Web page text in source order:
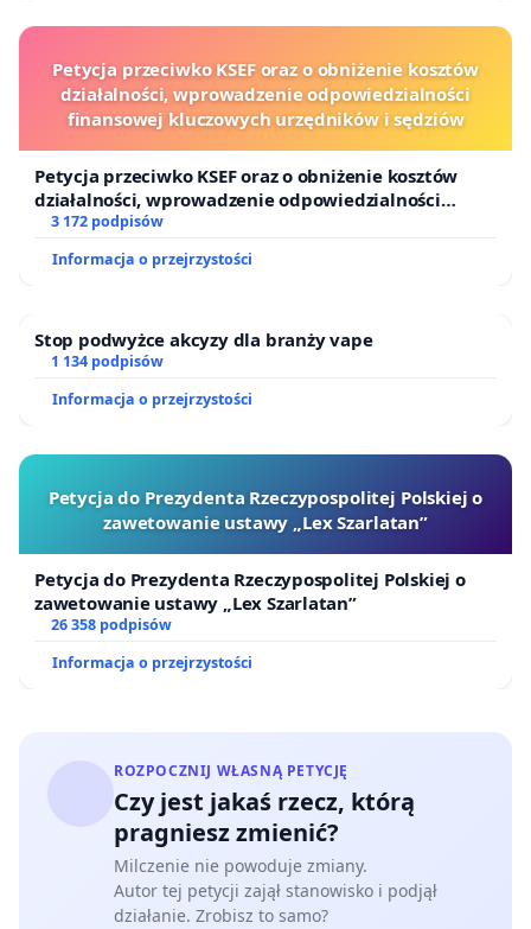
Petycja przeciwko KSEF oraz o obniżenie kosztów
działalności, wprowadzenie odpowiedzialności
finansowej kluczowych urzędników i sędziów
Petycja przeciwko KSEF oraz o obniżenie kosztów
działalności, wprowadzenie odpowiedzialności
finansowej kluczowych urzędników i sędziów
3 172 podpisów
Informacja o przejrzystości
Stop podwyżce akcyzy dla branży vape
1 134 podpisów
Informacja o przejrzystości
Petycja do Prezydenta Rzeczypospolitej Polskiej o
zawetowanie ustawy „Lex Szarlatan”
Petycja do Prezydenta Rzeczypospolitej Polskiej o
zawetowanie ustawy „Lex Szarlatan”
26 358 podpisów
Informacja o przejrzystości
ROZPOCZNIJ WŁASNĄ PETYCJĘ
Czy jest jakaś rzecz, którą
pragniesz zmienić?
Milczenie nie powoduje zmiany.
Autor tej petycji zajął stanowisko i podjął
działanie. Zrobisz to samo?